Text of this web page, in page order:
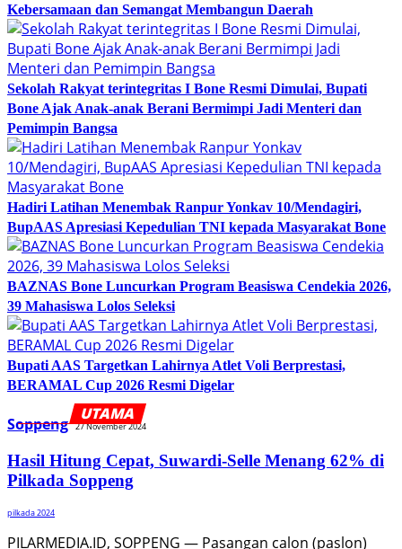
Kebersamaan dan Semangat Membangun Daerah
Sekolah Rakyat terintegritas I Bone Resmi Dimulai, Bupati
Bone Ajak Anak-anak Berani Bermimpi Jadi Menteri dan
Pemimpin Bangsa
Hadiri Latihan Menembak Ranpur Yonkav 10/Mendagiri,
BupAAS Apresiasi Kepedulian TNI kepada Masyarakat Bone
BAZNAS Bone Luncurkan Program Beasiswa Cendekia 2026,
39 Mahasiswa Lolos Seleksi
Bupati AAS Targetkan Lahirnya Atlet Voli Berprestasi,
BERAMAL Cup 2026 Resmi Digelar
Soppeng 27 November 2024
Hasil Hitung Cepat, Suwardi-Selle Menang 62% di
Pilkada Soppeng
pilkada 2024
PILARMEDIA.ID, SOPPENG — Pasangan calon (paslon)